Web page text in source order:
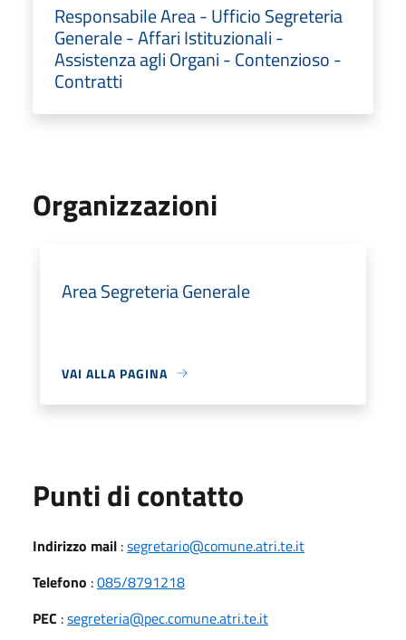
Responsabile Area - Ufficio Segreteria
Generale - Affari Istituzionali -
Assistenza agli Organi - Contenzioso -
Contratti
Organizzazioni
Area Segreteria Generale
VAI ALLA PAGINA
Punti di contatto
Indirizzo mail :segretario@comune.atri.te.it
Telefono :085/8791218
PEC :segreteria@pec.comune.atri.te.it